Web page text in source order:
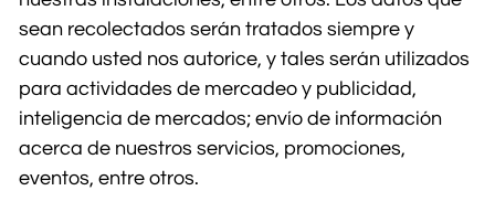
sean recolectados serán tratados siempre y
cuando usted nos autorice, y tales serán utilizados
para actividades de mercadeo y publicidad,
inteligencia de mercados; envío de información
acerca de nuestros servicios, promociones,
eventos, entre otros.